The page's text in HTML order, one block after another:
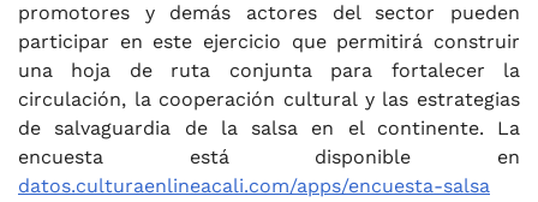
promotores y demás actores del sector pueden
participar en este ejercicio que permitirá construir
una hoja de ruta conjunta para fortalecer la
circulación, la cooperación cultural y las estrategias
de salvaguardia de la salsa en el continente. La
encuesta está disponible en
datos.culturaenlineacali.com/apps/encuesta-salsa